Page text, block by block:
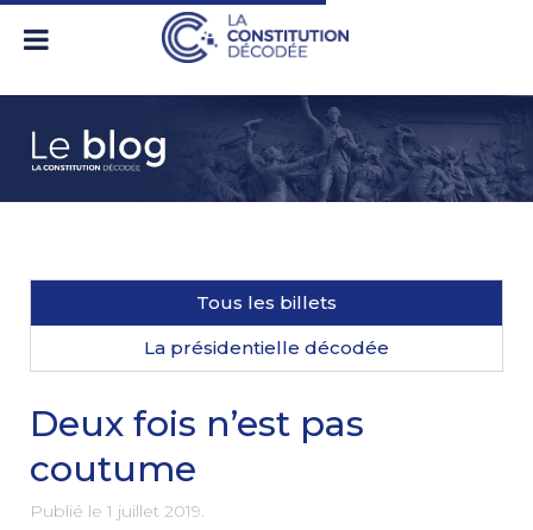
Tous les billets
La présidentielle décodée
Deux fois n’est pas
coutume
Publié le 1 juillet 2019